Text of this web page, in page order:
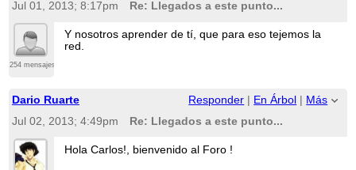
Jul 01, 2013; 8:17pm
Re: Llegados a este punto...
254 mensajes
Y nosotros aprender de tí, que para eso tejemos la
red.
Dario Ruarte Responder En Árbol
Más
Jul 02, 2013; 4:49pm
Re: Llegados a este punto...
Hola Carlos!, bienvenido al Foro !